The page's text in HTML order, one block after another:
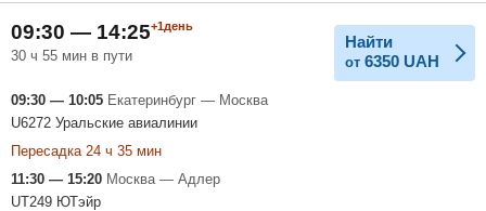
09:30 — 14:25+1день
30 ч 55 мин в пути
Найти
от 6350 UAH
09:30 — 10:05 Екатеринбург — Москва
U6272 Уральские авиалинии
Пересадка 24 ч 35 мин
11:30 — 15:20 Москва — Адлер
UT249 ЮТэйр